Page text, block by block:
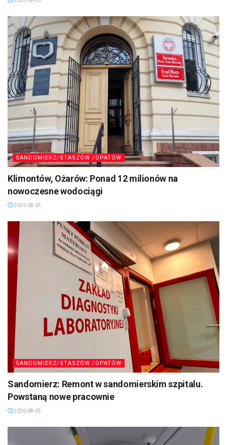
SANDOMIERZ/STASZÓW /OPATÓW
Klimontów, Ożarów: Ponad 12 milionów na
nowoczesne wodociągi
2026-08-05
SANDOMIERZ/STASZÓW /OPATÓW
Sandomierz: Remont w sandomierskim szpitalu.
Powstaną nowe pracownie
2026-08-05